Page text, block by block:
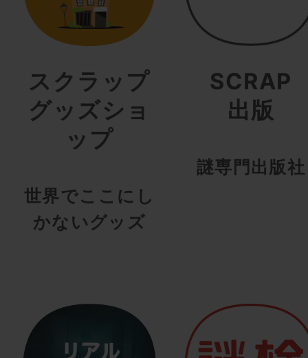
スクラップ
グッズショ
ップ
世界でここにし
かないグッズ
SCRAP
出版
謎専門出版社